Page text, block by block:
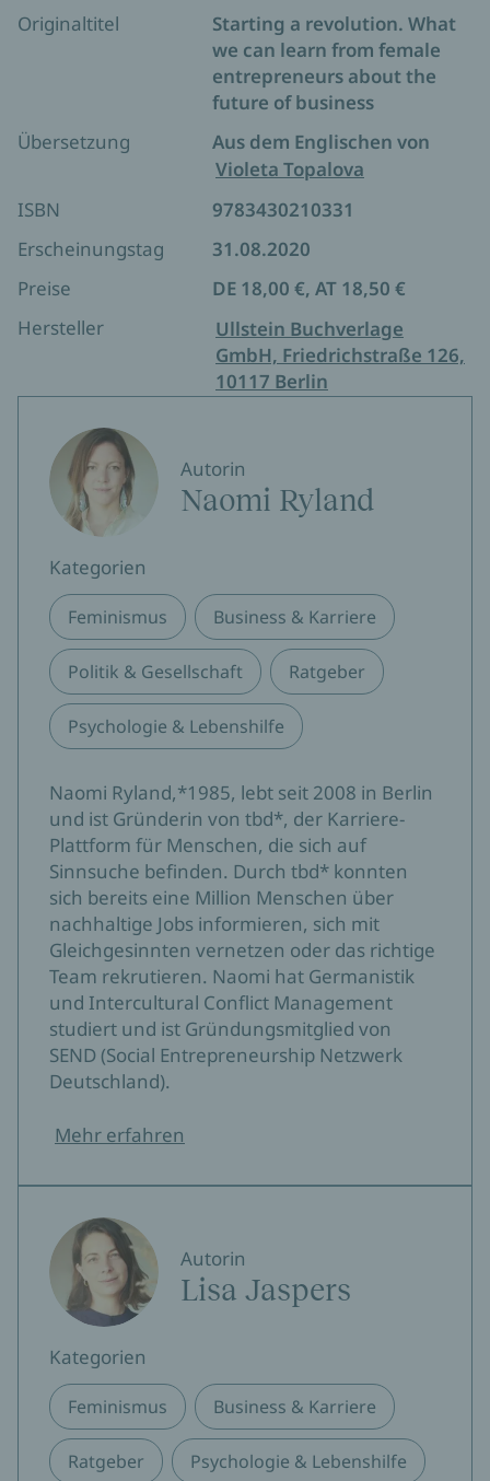
Originaltitel
Starting a revolution. What
we can learn from female
entrepreneurs about the
future of business
Übersetzung
Aus dem Englischen von
Violeta Topalova
ISBN
9783430210331
Erscheinungstag
31.08.2020
Preise
DE 18,00 €, AT 18,50 €
Hersteller
Ullstein Buchverlage
GmbH, Friedrichstraße 126,
10117 Berlin
Autorin
Naomi Ryland
Kategorien
Feminismus Business & Karriere
Politik & Gesellschaft Ratgeber
Psychologie & Lebenshilfe
Naomi Ryland,*1985, lebt seit 2008 in Berlin
und ist Gründerin von tbd*, der Karriere-
Plattform für Menschen, die sich auf
Sinnsuche befinden. Durch tbd* konnten
sich bereits eine Million Menschen über
nachhaltige Jobs informieren, sich mit
Gleichgesinnten vernetzen oder das richtige
Team rekrutieren. Naomi hat Germanistik
und Intercultural Conflict Management
studiert und ist Gründungsmitglied von
SEND (Social Entrepreneurship Netzwerk
Deutschland).
Mehr erfahren
Autorin
Lisa Jaspers
Kategorien
Feminismus Business & Karriere
Ratgeber Psychologie & Lebenshilfe